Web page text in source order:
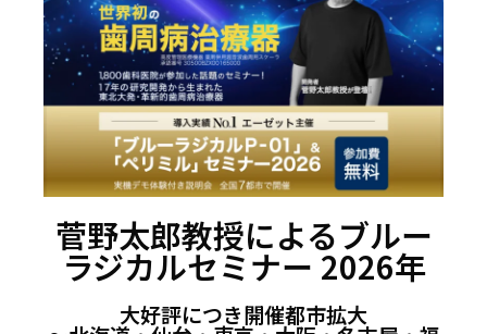
菅野太郎教授によるブルー
ラジカルセミナー 2026年
大好評につき開催都市拡大